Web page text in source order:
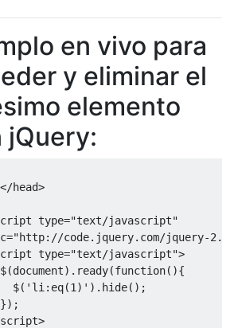
en vivo para
y eliminar el
elemento
jQuery:
head>
type="text/javascript"
="http://code.jquery.com/jquery-
type="text/javascript">
(document). ready(function(){
$
( 'li:eq(1)' ). hide();
});